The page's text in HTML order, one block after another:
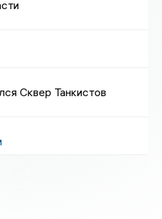
Сквер Танкистов